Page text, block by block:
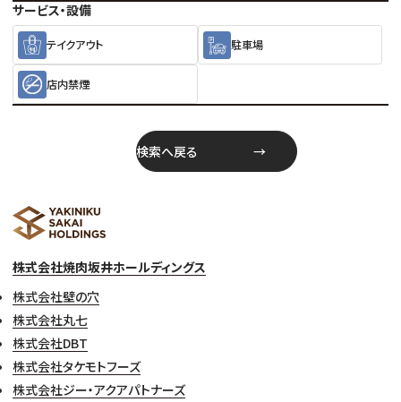
サービス・設備
テイクアウト 駐車場
店内禁煙
検索へ戻る
株式会社焼肉坂井ホールディングス
株式会社壁の穴
株式会社丸七
株式会社DBT
株式会社タケモトフーズ
株式会社ジー・アクアパトナーズ